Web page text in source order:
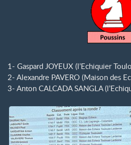
1- Gaspard JOYEUX (l’Echiquier
2- Alexandre PAVERO (Maison des
3- Anton CALCADA SANGLA